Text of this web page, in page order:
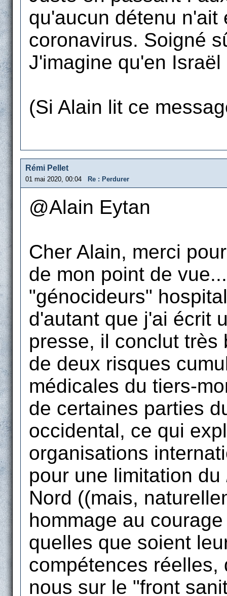
qu'aucun détenu
coronavirus. Soigné
J'imagine qu'en
(Si Alain lit ce
Rémi Pellet
01 mai 2020, 00:04 Re : Perdurer
@Alain Eytan
Cher Alain, merci
de mon point de
"génocideurs"
d'autant que j'ai écrit
presse, il conclut très
de deux risques
médicales du tiers-
de certaines parties
occidental, ce qui
organisations
pour une limitation du
Nord ((mais,
hommage au
quelles que soient
compétences
nous sur le "front